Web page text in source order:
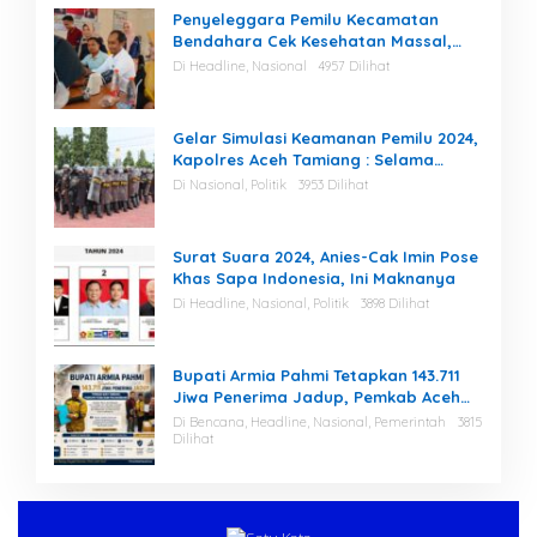
Penyeleggara Pemilu Kecamatan
Bendahara Cek Kesehatan Massal,
Ketua KIP Aceh Tamiang Beri Apresiasi
Di Headline, Nasional 4957 Dilihat
Gelar Simulasi Keamanan Pemilu 2024,
Kapolres Aceh Tamiang : Selama
Proses, Kami Siap dan Mampu
Di Nasional, Politik 3953 Dilihat
Surat Suara 2024, Anies-Cak Imin Pose
Khas Sapa Indonesia, Ini Maknanya
Di Headline, Nasional, Politik 3898 Dilihat
Bupati Armia Pahmi Tetapkan 143.711
Jiwa Penerima Jadup, Pemkab Aceh
Tamiang Percepat Pemulihan
Pascabencana
Di Bencana, Headline, Nasional, Pemerintah
3815
Dilihat